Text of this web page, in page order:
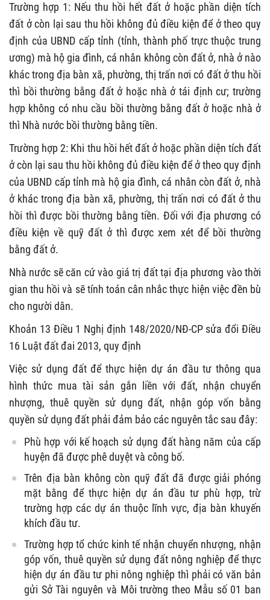
Trường hợp 1: Nếu thu hồi hết đất ở hoặc phần diện tích
đất ở còn lại sau thu hồi không đủ điều kiện để ở theo quy
định của UBND cấp tỉnh (tỉnh, thành phố trực thuộc trung
ương) mà hộ gia đình, cá nhân không còn đất ở, nhà ở nào
khác trong địa bàn xã, phường, thị trấn nơi có đất ở thu hồi
thì bồi thường bằng đất ở hoặc nhà ở tái định cư; trường
hợp không có nhu cầu bồi thường bằng đất ở hoặc nhà ở
thì Nhà nước bồi thường bằng tiền.
Trường hợp 2: Khi thu hồi hết đất ở hoặc phần diện tích đất
ở còn lại sau thu hồi không đủ điều kiện để ở theo quy định
của UBND cấp tỉnh mà hộ gia đình, cá nhân còn đất ở, nhà
ở khác trong địa bàn xã, phường, thị trấn nơi có đất ở thu
hồi thì được bồi thường bằng tiền. Đối với địa phương có
điều kiện về quỹ đất ở thì được xem xét để bồi thường
bằng đất ở.
Nhà nước sẽ căn cứ vào giá trị đất tại địa phương vào thời
gian thu hồi và sẽ tính toán cân nhắc thực hiện việc đền bù
cho người dân.
Khoản 13 Điều 1 Nghị định 148/2020/NĐ-CP sửa đổi Điều
16 Luật đất đai 2013, quy định
Việc sử dụng đất để thực hiện dự án đầu tư thông qua
hình thức mua tài sản gắn liền với đất, nhận chuyển
nhượng, thuê quyền sử dụng đất, nhận góp vốn bằng
quyền sử dụng đất phải đảm bảo các nguyên tắc sau đây:
Phù hợp với kế hoạch sử dụng đất hàng năm của cấp
huyện đã được phê duyệt và công bố.
Trên địa bàn không còn quỹ đất đã được giải phóng
mặt bằng để thực hiện dự án đầu tư phù hợp, trừ
trường hợp các dự án thuộc lĩnh vực, địa bàn khuyến
khích đầu tư.
Trường hợp tổ chức kinh tế nhận chuyển nhượng, nhận
góp vốn, thuê quyền sử dụng đất nông nghiệp để thực
hiện dự án đầu tư phi nông nghiệp thì phải có văn bản
gửi Sở Tài nguyên và Môi trường theo Mẫu số 01 ban